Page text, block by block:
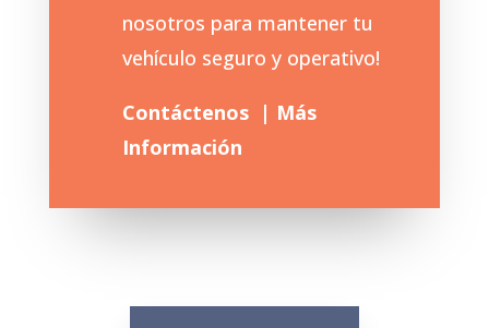
nosotros para mantener tu
vehículo seguro y operativo!
Contáctenos | Más
Información